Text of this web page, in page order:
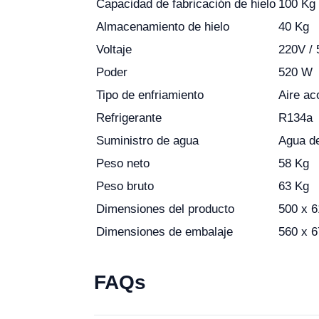
Capacidad de fabricación de hielo 100
Almacenamiento de hielo
40 Kg
Voltaje
220V /
Poder
520 W
Tipo de enfriamiento
Aire
Refrigerante
R134a
Suministro de agua
Agua
Peso neto
58 Kg
Peso bruto
63 Kg
Dimensiones del producto
500 x
Dimensiones de embalaje
560 x
FAQs